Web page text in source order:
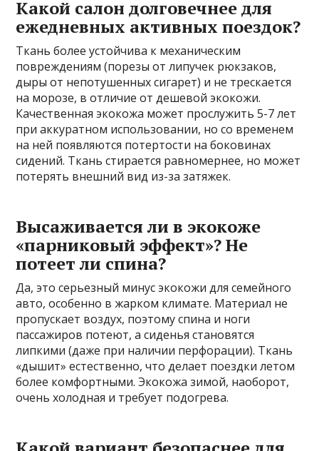
Какой салон долговечнее для
ежедневных активных поездок?
Ткань более устойчива к механическим
повреждениям (порезы от липучек рюкзаков,
дыры от непотушенных сигарет) и не трескается
на морозе, в отличие от дешевой экокожи.
Качественная экокожа может прослужить 5-7 лет
при аккуратном использовании, но со временем
на ней появляются потертости на боковинах
сидений. Ткань стирается равномернее, но может
потерять внешний вид из-за затяжек.
Высаживается ли в экокоже
«парниковый эффект»? Не
потеет ли спина?
Да, это серьезный минус экокожи для семейного
авто, особенно в жарком климате. Материал не
пропускает воздух, поэтому спина и ноги
пассажиров потеют, а сиденья становятся
липкими (даже при наличии перфорации). Ткань
«дышит» естественно, что делает поездки летом
более комфортными. Экокожа зимой, наоборот,
очень холодная и требует подогрева.